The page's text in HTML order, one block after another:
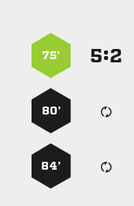
:
75’
80’
84’